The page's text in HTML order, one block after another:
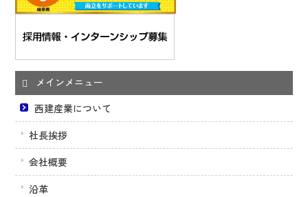
メインメニュー
西建産業について
社長挨拶
会社概要
沿革